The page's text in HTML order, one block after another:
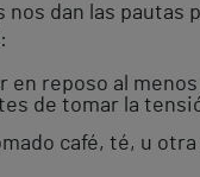
nos dan las pautas
en reposo al
de tomar la
café, té, u